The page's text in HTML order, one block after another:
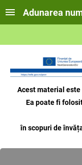
Adunarea
Acest material este
Ea poate fi
în scopuri de